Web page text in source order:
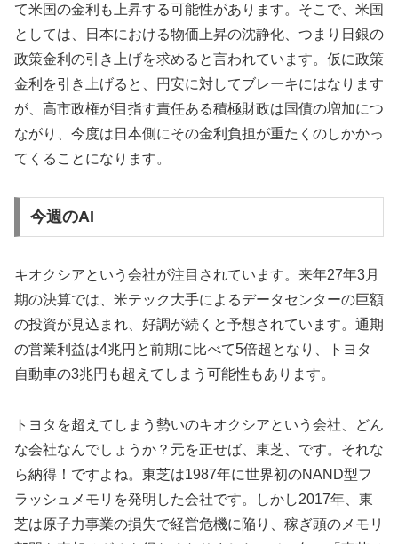
て米国の金利も上昇する可能性があります。そこで、米国
としては、日本における物価上昇の沈静化、つまり日銀の
政策金利の引き上げを求めると言われています。仮に政策
金利を引き上げると、円安に対してブレーキにはなります
が、高市政権が目指す責任ある積極財政は国債の増加につ
ながり、今度は日本側にその金利負担が重たくのしかかっ
てくることになります。
今週のAI
キオクシアという会社が注目されています。来年27年3月
期の決算では、米テック大手によるデータセンターの巨額
の投資が見込まれ、好調が続くと予想されています。通期
の営業利益は4兆円と前期に比べて5倍超となり、トヨタ
自動車の3兆円も超えてしまう可能性もあります。
トヨタを超えてしまう勢いのキオクシアという会社、どん
な会社なんでしょうか？元を正せば、東芝、です。それな
ら納得！ですよね。東芝は1987年に世界初のNAND型フ
ラッシュメモリを発明した会社です。しかし2017年、東
芝は原子力事業の損失で経営危機に陥り、稼ぎ頭のメモリ